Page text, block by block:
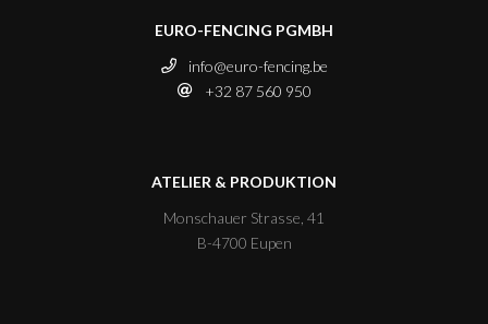
EURO-FENCING PGMBH
info@euro-fencing.be
+32 87 560 950
ATELIER & PRODUKTION
Monschauer Strasse, 41
B-4700 Eupen